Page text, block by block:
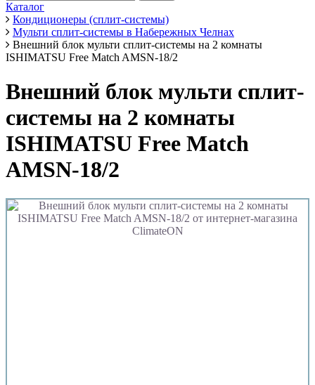
Каталог
Кондиционеры (сплит-системы)
Мульти сплит-системы в Набережных Челнах
Внешний блок мульти сплит-системы на 2 комнаты
ISHIMATSU Free Match AMSN-18/2
Внешний блок мульти сплит-
системы на 2 комнаты
ISHIMATSU Free Match
AMSN-18/2